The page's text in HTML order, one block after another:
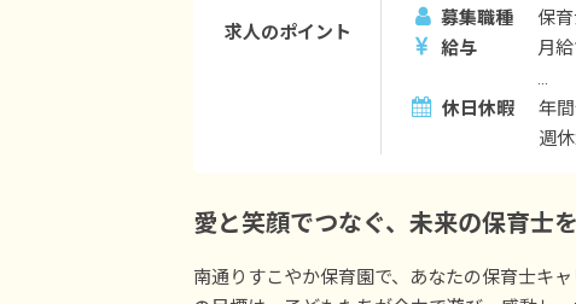
求人のポイント
・
募集職種
保
給与
月
・
幼
役
時
休日休暇
年
週
有
慶
介
愛と笑顔でつなぐ、未来の保育士
南通りすこやか保育園で、あなたの保育士キ